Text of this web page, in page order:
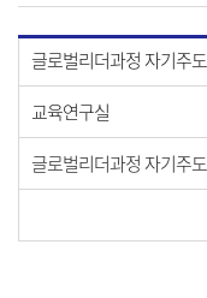
글로벌리더과정 자기주
교육연구실
글로벌리더과정 자기주